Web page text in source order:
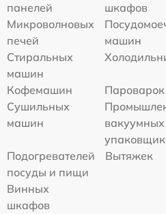
панелей
шкафов
Микроволновых
печей
машин
Стиральных
машин
Кофемашин
Пароварок
Сушильных
машин
вакуумных
Подогревателей
посуды и пищи
Вытяжек
Винных
шкафов